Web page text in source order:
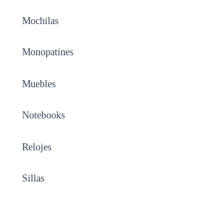
Mochilas
Monopatines
Muebles
Notebooks
Relojes
Sillas